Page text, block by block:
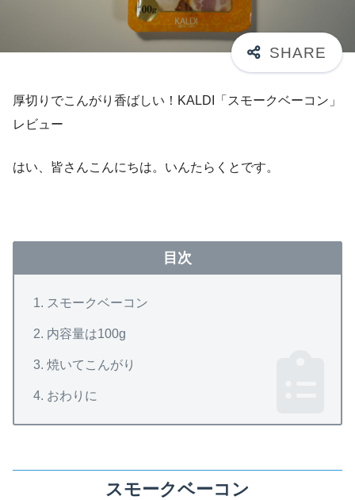
厚切りでこんがり香ばしい！KALDI「スモークベーコン」
レビュー
はい、皆さんこんにちは。いんたらくとです。
目次
スモークベーコン
内容量は100g
焼いてこんがり
おわりに
スモークベーコン